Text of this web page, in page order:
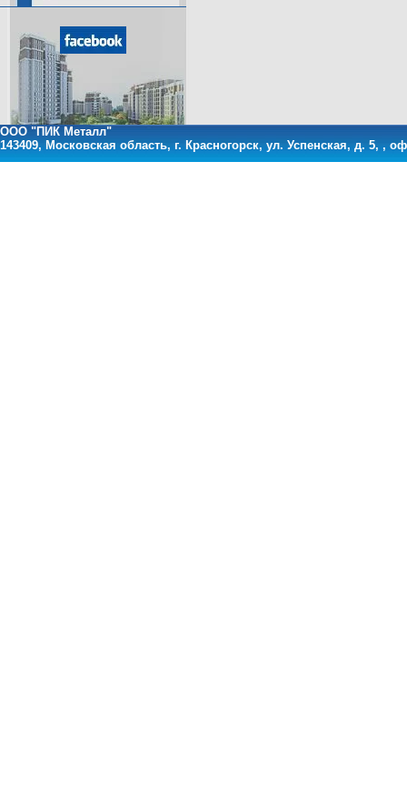
ООО "ПИК Металл"
143409, Московская область, г. Красногорск, ул. Успенская, д. 5, ,